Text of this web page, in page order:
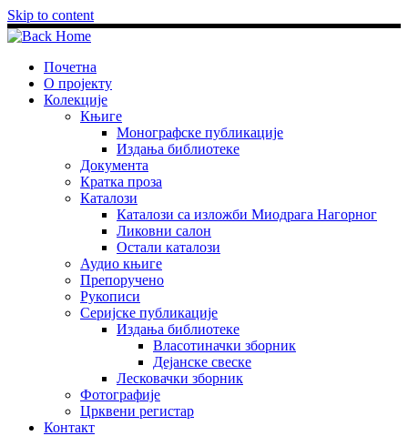
Skip to content
Почетна
О пројекту
Колекције
Књиге
Монографске публикације
Издања библиотеке
Документа
Кратка проза
Каталози
Каталози са изложби Миодрага Нагорног
Ликовни салон
Остали каталози
Аудио књиге
Препоручено
Рукописи
Серијске публикације
Издања библиотеке
Власотиначки зборник
Дејанске свеске
Лесковачки зборник
Фотографије
Црквени регистар
Контакт